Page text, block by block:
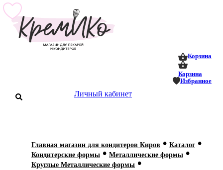
Корзина
Корзина
Избранное
Личный кабинет
Главная магазин для кондитеров Киров • Каталог •
Кондитерские формы • Металлические формы •
Круглые Металлические формы •